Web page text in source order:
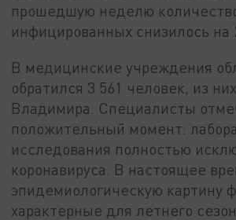
прошедшую неделю
инфицированных снизилось на
В медицинские учреждения
обратился 3 561 человек, из
Владимира. Специалисты
положительный момент:
исследования полностью
коронавируса. В настоящее
эпидемиологическую картину
характерные для летнего